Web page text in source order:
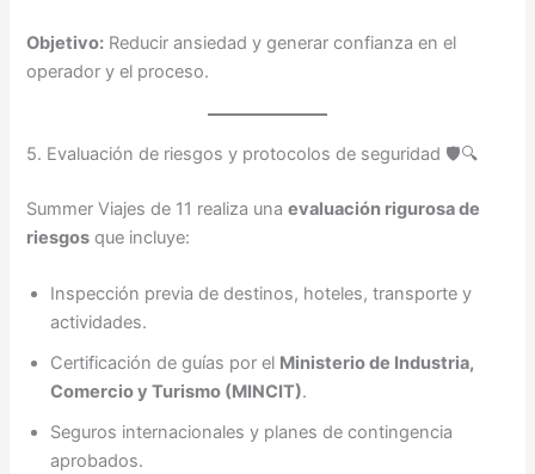
Objetivo: Reducir ansiedad y generar confianza en el
operador y el proceso.
5. Evaluación de riesgos y protocolos de seguridad 🛡️🔍
Summer Viajes de 11 realiza unaevaluación rigurosa de
riesgos que incluye:
Inspección previa de destinos, hoteles, transporte y
actividades.
Certificación de guías por el Ministerio de Industria,
Comercio y Turismo (MINCIT).
Seguros internacionales y planes de contingencia
aprobados.